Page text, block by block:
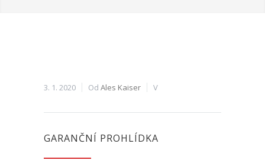
3. 1. 2020 Od Ales Kaiser V
GARANČNÍ PROHLÍDKA